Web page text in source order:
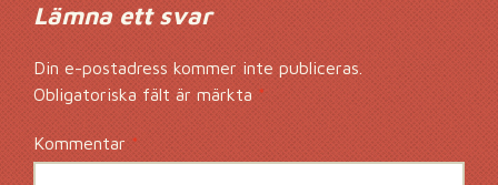
Lämna ett svar
Din e-postadress kommer inte publiceras.
Obligatoriska fält är märkta*
Kommentar*